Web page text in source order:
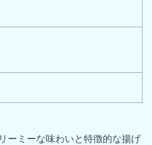
ーミーな味わいと特徴的な揚げ